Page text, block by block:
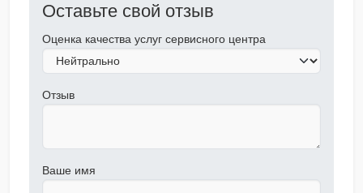
Оставьте свой отзыв
Оценка качества услуг сервисного центра
Отзыв
Ваше имя